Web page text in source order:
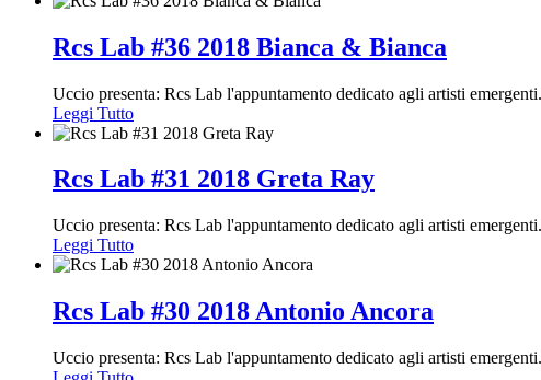
Rcs Lab #36 2018 Bianca & Bianca
Uccio presenta: Rcs Lab l'appuntamento dedicato agli artisti
Leggi Tutto
Rcs Lab #31 2018 Greta Ray
Uccio presenta: Rcs Lab l'appuntamento dedicato agli artisti
Leggi Tutto
Rcs Lab #30 2018 Antonio Ancora
Uccio presenta: Rcs Lab l'appuntamento dedicato agli artisti